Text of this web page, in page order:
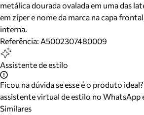
metálica dourada ovalada em uma das
em zíper e nome da marca na capa
interna.
Referência: A5002307480009
Assistente de estilo
Ficou na dúvida se esse é o produto
assistente virtual de estilo no WhatsApp
Similares